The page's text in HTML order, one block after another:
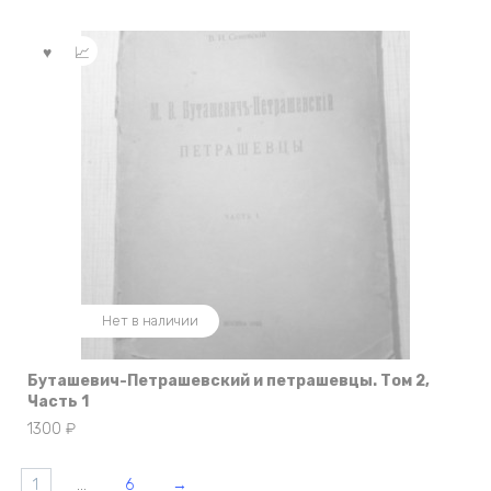
Нет в наличии
Буташевич-Петрашевский и петрашевцы. Том 2,
Часть 1
1300 ₽
1 … 6 →